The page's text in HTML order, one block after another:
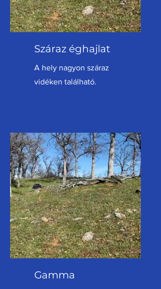
Száraz éghajlat
A hely nagyon száraz
vidéken található.
Gamma